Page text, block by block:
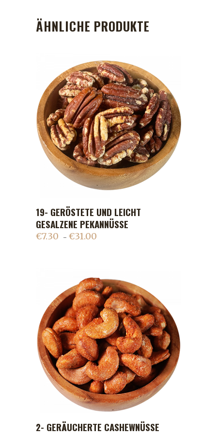
ÄHNLICHE PRODUKTE
ADD TO CART
19- GERÖSTETE UND LEICHT
GESALZENE PEKANNÜSSE
€7.30 – €31.00
ADD TO CART
2- GERÄUCHERTE CASHEWNÜSSE